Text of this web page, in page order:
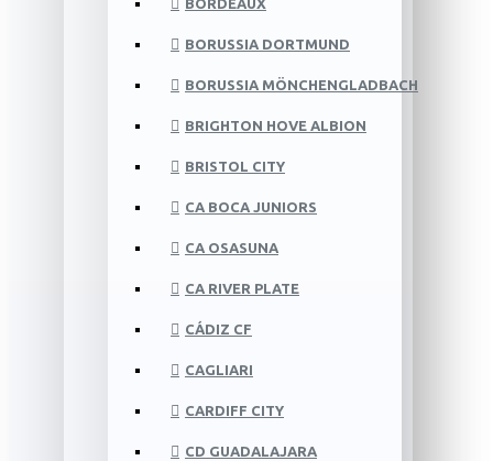
BORDEAUX
BORUSSIA DORTMUND
BORUSSIA MÖNCHENGLADBACH
BRIGHTON HOVE ALBION
BRISTOL CITY
CA BOCA JUNIORS
CA OSASUNA
CA RIVER PLATE
CÁDIZ CF
CAGLIARI
CARDIFF CITY
CD GUADALAJARA